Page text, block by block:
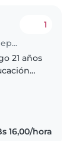
Niñera en La Guardia (Departamento de Santa Cruz)
1
21 años
y
16,00/hora